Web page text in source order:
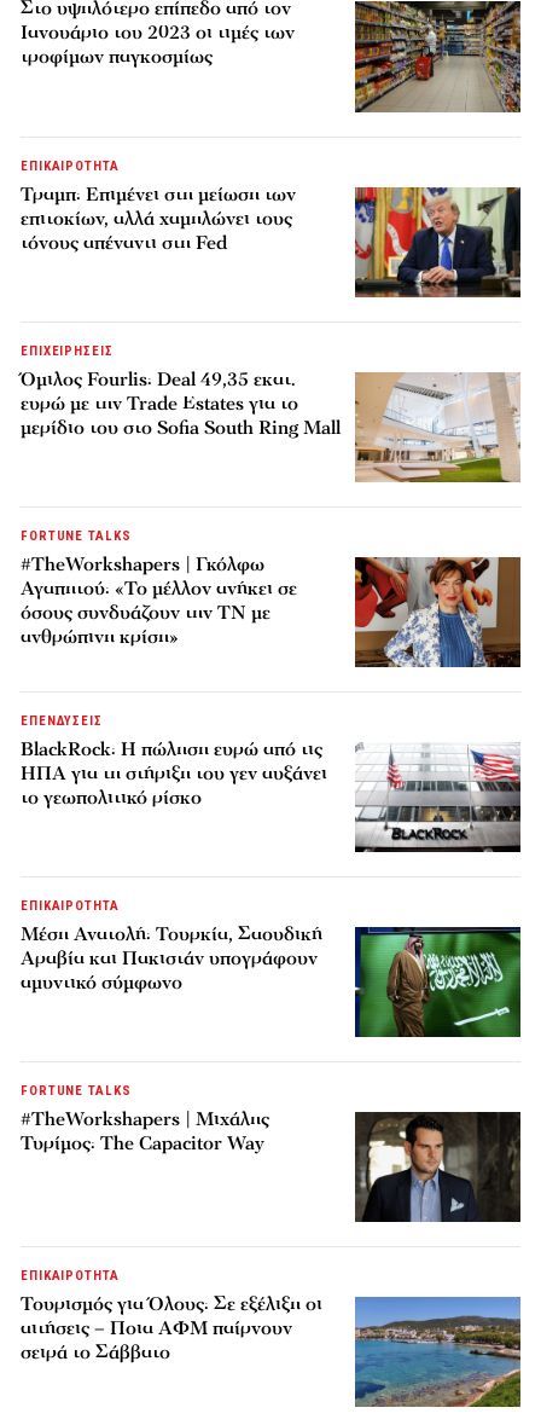
Στο υψηλότερο επίπεδο από τον
Ιανουάριο του 2023 οι τιμές των
τροφίμων παγκοσμίως
ΕΠΙΚΑΙΡΟΤΗΤΑ
Τραμπ: Επιμένει στη μείωση των
επιτοκίων, αλλά χαμηλώνει τους
τόνους απέναντι στη Fed
ΕΠΙΧΕΙΡΗΣΕΙΣ
Όμιλος Fourlis: Deal 49,35 εκατ.
ευρώ με την Trade Estates για το
μερίδιο του στο Sofia South Ring Mall
FORTUNE TALKS
#TheWorkshapers | Γκόλφω
Αγαπητού: «Το μέλλον ανήκει σε
όσους συνδυάζουν την ΤΝ με
ανθρώπινη κρίση»
ΕΠΕΝΔΥΣΕΙΣ
BlackRock: Η πώληση ευρώ από τις
ΗΠΑ για τη στήριξη του γεν αυξάνει
το γεωπολιτικό ρίσκο
ΕΠΙΚΑΙΡΟΤΗΤΑ
Μέση Ανατολή: Τουρκία, Σαουδική
Αραβία και Πακιστάν υπογράφουν
αμυντικό σύμφωνο
FORTUNE TALKS
#TheWorkshapers | Μιχάλης
Τυρίμος: The Capacitor Way
ΕΠΙΚΑΙΡΟΤΗΤΑ
Τουρισμός για Όλους: Σε εξέλιξη οι
αιτήσεις – Ποια ΑΦΜ παίρνουν
σειρά το Σάββατο